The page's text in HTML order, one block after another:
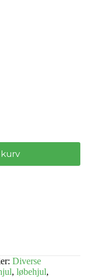
Diverse
, løbehjul,